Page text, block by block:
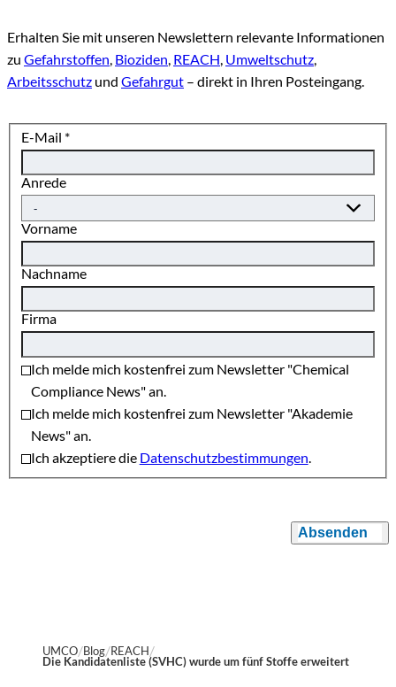
Erhalten Sie mit unseren Newslettern relevante Informationen
zu Gefahrstoffen, Bioziden, REACH, Umweltschutz,
Arbeitsschutz und Gefahrgut – direkt in Ihren Posteingang.
E-Mail *
Anrede
Vorname
Nachname
Firma
Ich melde mich kostenfrei zum Newsletter "Chemical
Compliance News" an.
Ich melde mich kostenfrei zum Newsletter "Akademie
News" an.
Ich akzeptiere die Datenschutzbestimmungen
Absenden
UMCO Blog REACH
Die Kandidatenliste (SVHC) wurde um fünf Stoffe erweitert